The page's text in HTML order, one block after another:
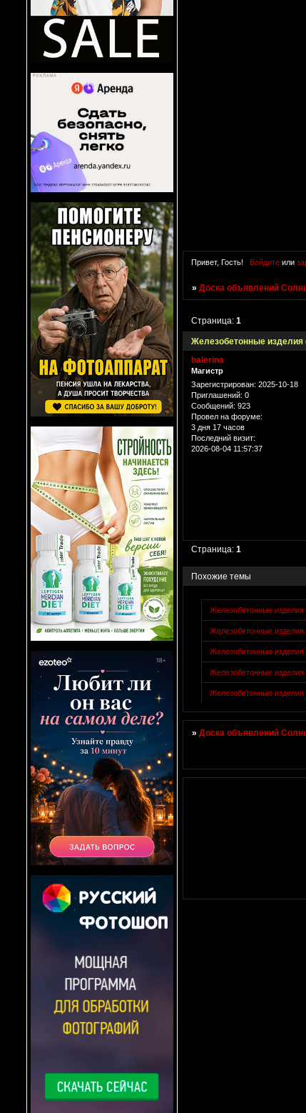
Привет, Гость! Войдитеили
»Доска объявлений
Железобетонные
Страница:1
balerina
Магистр
Зарегистрирован: 2025-10-18
Приглашений: 0
Сообщений: 923
Провел на форуме:
3 дня 17 часов
Последний визит:
2026-08-04 11:57:37
Страница:1
Похожие темы
Железобетонные
Железобетонные
Железобетонные
Железобетонные
Железобетонные
»Доска объявлений